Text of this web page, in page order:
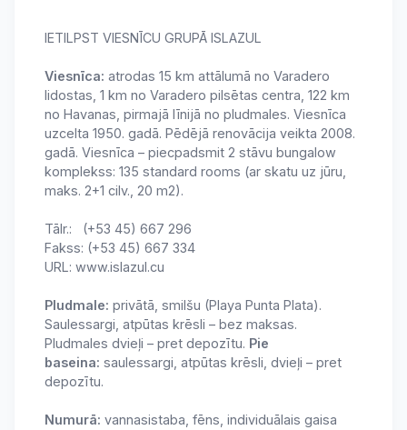
IETILPST VIESNĪCU GRUPĀ ISLAZUL
Viesnīca: atrodas 15 km attālumā no Varadero
lidostas, 1 km no Varadero pilsētas centra, 122 km
no Havanas, pirmajā līnijā no pludmales. Viesnīca
uzcelta 1950. gadā. Pēdējā renovācija veikta 2008.
gadā. Viesnīca – piecpadsmit 2 stāvu bungalow
komplekss: 135 standard rooms (ar skatu uz jūru,
maks. 2+1 cilv., 20 m2).
Tālr.: (+53 45) 667 296
Fakss: (+53 45) 667 334
URL: www.islazul.cu
Pludmale: privātā, smilšu (Playa Punta Plata).
Saulessargi, atpūtas krēsli – bez maksas.
Pludmales dvieļi – pret depozītu. Pie
baseina: saulessargi, atpūtas krēsli, dvieļi – pret
depozītu.
Numurā: vannasistaba, fēns, individuālais gaisa